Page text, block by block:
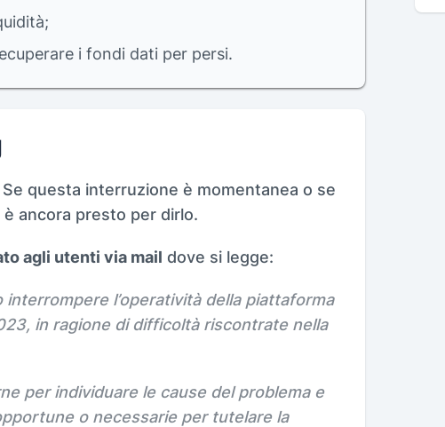
i fondi dati per persi.
Se questa interruzione è momentanea o se
ancora presto per dirlo.
agli utenti via mail dove si legge:
l’operatività della piattaforma
in ragione di difficoltà riscontrate nella
per individuare le cause del problema e
o necessarie per tutelare la